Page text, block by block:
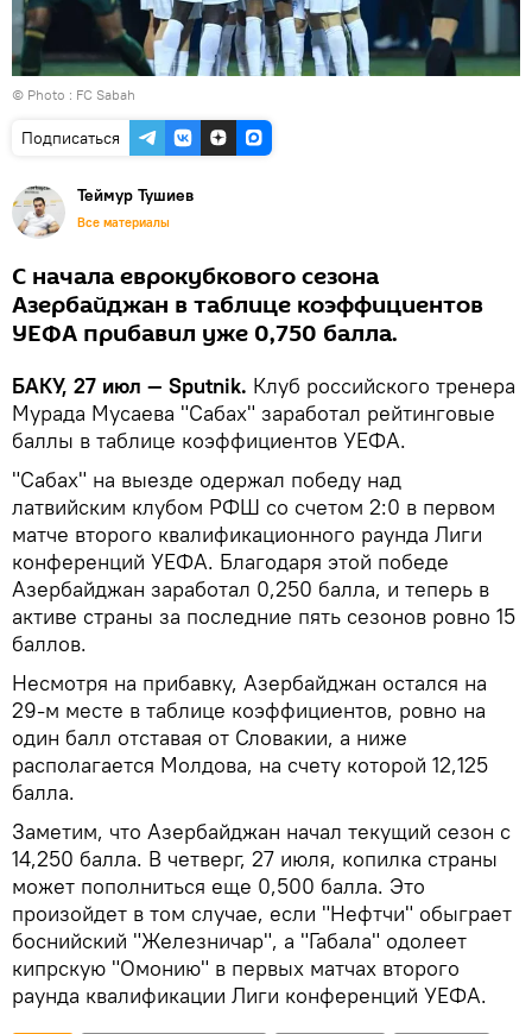
© Photo : FC Sabah
Подписаться
Теймур Тушиев
Все материалы
С начала еврокубкового сезона
Азербайджан в таблице коэффициентов
УЕФА прибавил уже 0,750 балла.
БАКУ, 27 июл — Sputnik. Клуб российского тренера
Мурада Мусаева "Сабах" заработал рейтинговые
баллы в таблице коэффициентов УЕФА.
"Сабах" на выезде одержал победу над
латвийским клубом РФШ со счетом 2:0 в первом
матче второго квалификационного раунда Лиги
конференций УЕФА. Благодаря этой победе
Азербайджан заработал 0,250 балла, и теперь в
активе страны за последние пять сезонов ровно 15
баллов.
Несмотря на прибавку, Азербайджан остался на
29-м месте в таблице коэффициентов, ровно на
один балл отставая от Словакии, а ниже
располагается Молдова, на счету которой 12,125
балла.
Заметим, что Азербайджан начал текущий сезон с
14,250 балла. В четверг, 27 июля, копилка страны
может пополниться еще 0,500 балла. Это
произойдет в том случае, если "Нефтчи" обыграет
боснийский "Железничар", а "Габала" одолеет
кипрскую "Омонию" в первых матчах второго
раунда квалификации Лиги конференций УЕФА.